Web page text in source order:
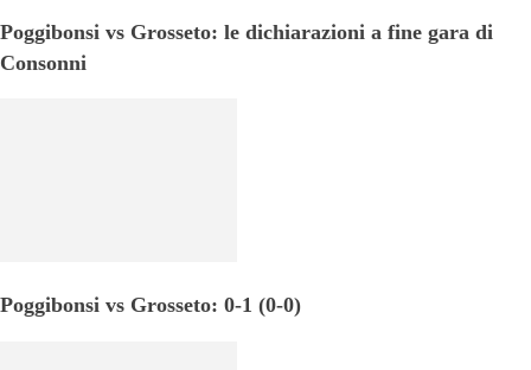
Poggibonsi vs Grosseto: le dichiarazioni a fine gara di
Consonni
Poggibonsi vs Grosseto: 0-1 (0-0)